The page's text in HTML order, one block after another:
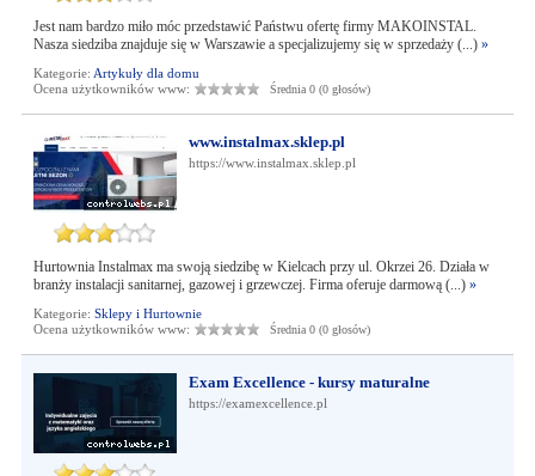
Jest nam bardzo miło móc przedstawić Państwu ofertę firmy MAKOINSTAL.
Nasza siedziba znajduje się w Warszawie a specjalizujemy się w sprzedaży (...) »
Kategorie: Artykuły dla domu
Ocena użytkowników www:
Średnia 0 (0 głosów)
www.instalmax.sklep.pl
https://www.instalmax.sklep.pl
Hurtownia Instalmax ma swoją siedzibę w Kielcach przy ul. Okrzei 26. Działa w
branży instalacji sanitarnej, gazowej i grzewczej. Firma oferuje darmową (...) »
Kategorie: Sklepy i Hurtownie
Ocena użytkowników www:
Średnia 0 (0 głosów)
Exam Excellence - kursy maturalne
https://examexcellence.pl